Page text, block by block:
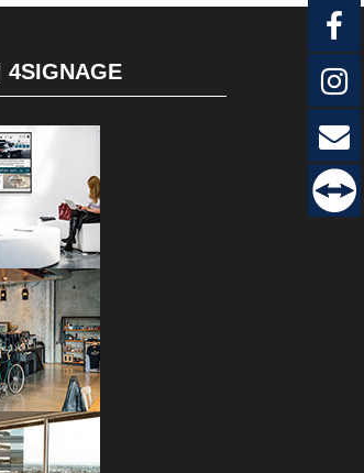
4SIGNAGE